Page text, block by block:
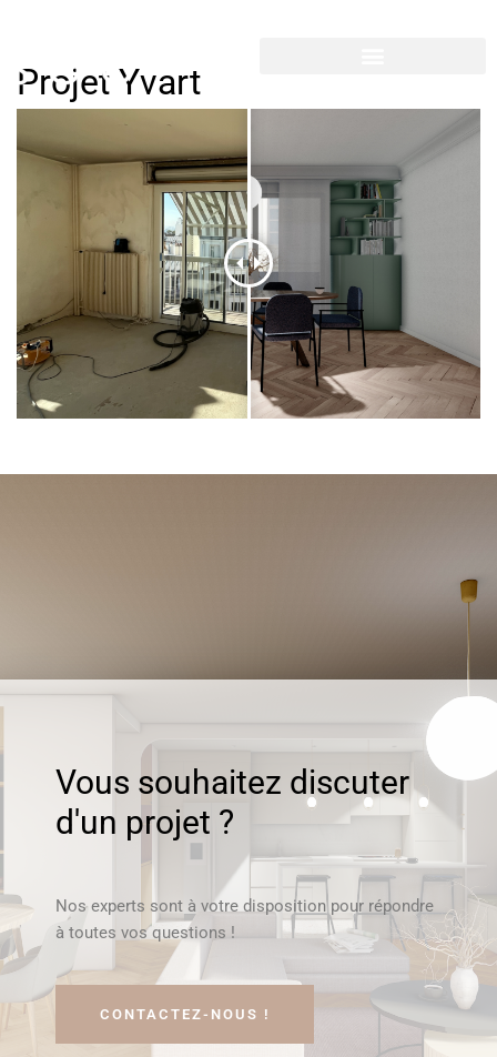
Projet Yvart
Vous souhaitez discuter
d'un projet ?
Nos experts sont à votre disposition pour répondre
à toutes vos questions !
CONTACTEZ-NOUS !